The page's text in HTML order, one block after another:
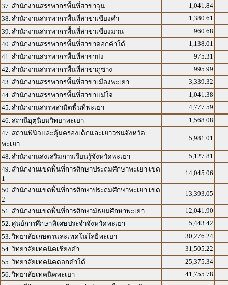
37. สำนักงานสรรพากรพื้นที่สาขาจุน
1,041.84
38. สำนักงานสรรพากรพื้นที่สาขาเชียงคำ
1,380.61
39. สำนักงานสรรพากรพื้นที่สาขาเชียงม่วน
960.68
40. สำนักงานสรรพากรพื้นที่สาขาดอกคำใต้
1,138.01
41. สำนักงานสรรพากรพื้นที่สาขาปง
975.31
42. สำนักงานสรรพากรพื้นที่สาขาภูซาง
995.99
43. สำนักงานสรรพากรพื้นที่สาขาเมืองพะเยา
3,339.32
44. สำนักงานสรรพากรพื้นที่สาขาแม่ใจ
1,041.38
45. สำนักงานสรรพสามิตพื้นที่พะเยา
4,777.59
46. สถานีอุตุนิยมวิทยาพะเยา
1,568.08
47. สถานพินิจและคุ้มครองเด็กและเยาวชนจังหวัด
พะเยา
5,981.01
48. สำนักงานส่งเสริมการเรียนรู้จังหวัดพะเยา
5,127.81
49. สำนักงานเขตพื้นที่การศึกษาประถมศึกษาพะเยา เขต
1
14,045.06
50. สำนักงานเขตพื้นที่การศึกษาประถมศึกษาพะเยา เขต
2
13,393.05
51. สำนักงานเขตพื้นที่การศึกษามัธยมศึกษาพะเยา
12,041.90
52. ศูนย์การศึกษาพิเศษประจำจังหวัดพะเยา
5,443.42
53. วิทยาลัยเกษตรและเทคโนโลยีพะเยา
30,276.24
54. วิทยาลัยเทคนิคเชียงคำ
31,505.22
55. วิทยาลัยเทคนิคดอกคำใต้
25,375.34
56. วิทยาลัยเทคนิคพะเยา
41,755.78